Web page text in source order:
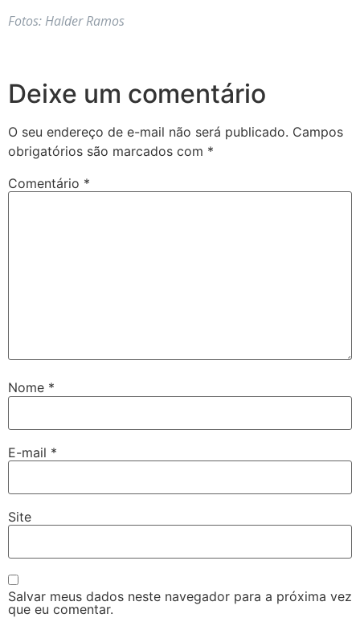
Fotos: Halder Ramos
Deixe um comentário
O seu endereço de e-mail não será publicado. Campos
obrigatórios são marcados com *
Comentário *
Nome *
E-mail *
Site
Salvar meus dados neste navegador para a próxima vez
que eu comentar.